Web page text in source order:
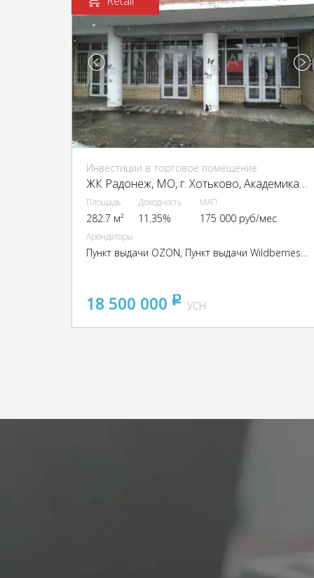
Инвестиции в торговое помещение
ЖК Радонеж, МО, г. Хотьково, Академика Королёва ул., 9
Площадь
282.7 м²
Доходность
11.35%
МАП
175 000 руб/мес
Арендаторы
Пункт выдачи OZON, Пункт выдачи Wildberries, Бристоль, Белорусские продукты
18 500 000 pуб
УСН